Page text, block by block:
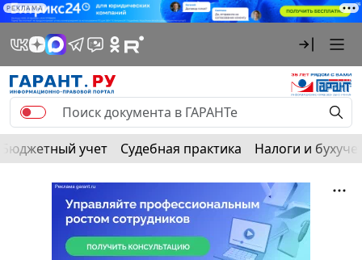
РЕКЛАМА
Бюджетный учет Судебная практика Налоги и